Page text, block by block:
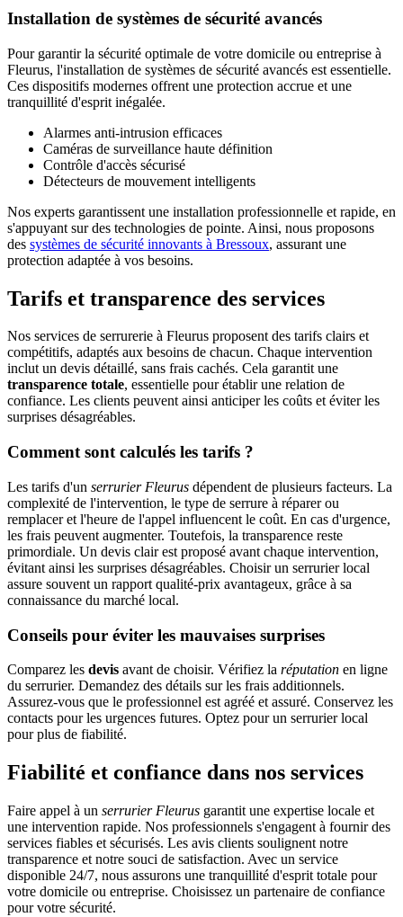
Installation de systèmes de sécurité avancés
Pour garantir la sécurité optimale de votre domicile ou entreprise à
Fleurus, l'installation de systèmes de sécurité avancés est essentielle.
Ces dispositifs modernes offrent une protection accrue et une
tranquillité d'esprit inégalée.
Alarmes anti-intrusion efficaces
Caméras de surveillance haute définition
Contrôle d'accès sécurisé
Détecteurs de mouvement intelligents
Nos experts garantissent une installation professionnelle et rapide, en
s'appuyant sur des technologies de pointe. Ainsi, nous proposons
des systèmes de sécurité innovants à Bressoux, assurant une
protection adaptée à vos besoins.
Tarifs et transparence des services
Nos services de serrurerie à Fleurus proposent des tarifs clairs et
compétitifs, adaptés aux besoins de chacun. Chaque intervention
inclut un devis détaillé, sans frais cachés. Cela garantit une
transparence totale, essentielle pour établir une relation de
confiance. Les clients peuvent ainsi anticiper les coûts et éviter les
surprises désagréables.
Comment sont calculés les tarifs ?
Les tarifs d'un serrurier Fleurus dépendent de plusieurs facteurs. La
complexité de l'intervention, le type de serrure à réparer ou
remplacer et l'heure de l'appel influencent le coût. En cas d'urgence,
les frais peuvent augmenter. Toutefois, la transparence reste
primordiale. Un devis clair est proposé avant chaque intervention,
évitant ainsi les surprises désagréables. Choisir un serrurier local
assure souvent un rapport qualité-prix avantageux, grâce à sa
connaissance du marché local.
Conseils pour éviter les mauvaises surprises
Comparez les devis avant de choisir. Vérifiez la réputation en ligne
du serrurier. Demandez des détails sur les frais additionnels.
Assurez-vous que le professionnel est agréé et assuré. Conservez les
contacts pour les urgences futures. Optez pour un serrurier local
pour plus de fiabilité.
Fiabilité et confiance dans nos services
Faire appel à un serrurier Fleurus garantit une expertise locale et
une intervention rapide. Nos professionnels s'engagent à fournir des
services fiables et sécurisés. Les avis clients soulignent notre
transparence et notre souci de satisfaction. Avec un service
disponible 24/7, nous assurons une tranquillité d'esprit totale pour
votre domicile ou entreprise. Choisissez un partenaire de confiance
pour votre sécurité.